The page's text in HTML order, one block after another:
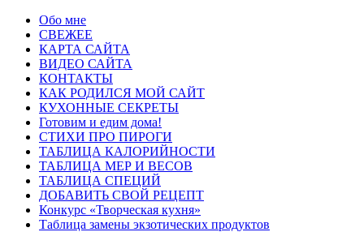
Обо мне
СВЕЖЕЕ
КАРТА САЙТА
ВИДЕО САЙТА
КОНТАКТЫ
КАК РОДИЛСЯ МОЙ САЙТ
КУХОННЫЕ СЕКРЕТЫ
Готовим и едим дома!
СТИХИ ПРО ПИРОГИ
ТАБЛИЦА КАЛОРИЙНОСТИ
ТАБЛИЦА МЕР И ВЕСОВ
ТАБЛИЦА СПЕЦИЙ
ДОБАВИТЬ СВОЙ РЕЦЕПТ
Конкурс «Творческая кухня»
Таблица замены экзотических продуктов